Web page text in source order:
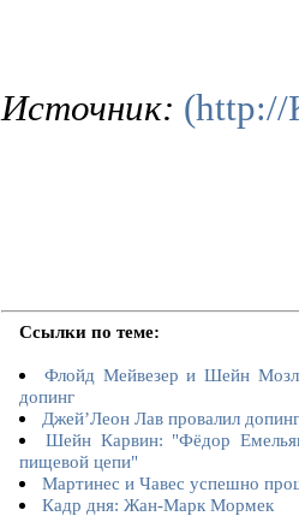
Источник: (http://
Ссылки по теме:
Флойд Мейвезер и Шейн
допинг
Джей’Леон Лав провалил
Шейн Карвин: "Фёдор
пищевой цепи"
Мартинес и Чавес успешно
Кадр дня: Жан-Марк Мормек